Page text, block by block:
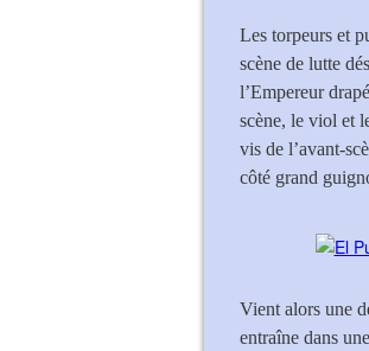
Les torpeurs et
scène de lutte
l’Empereur
scène, le viol et
vis de l’avant-
côté grand
Vient alors une
entraîne dans